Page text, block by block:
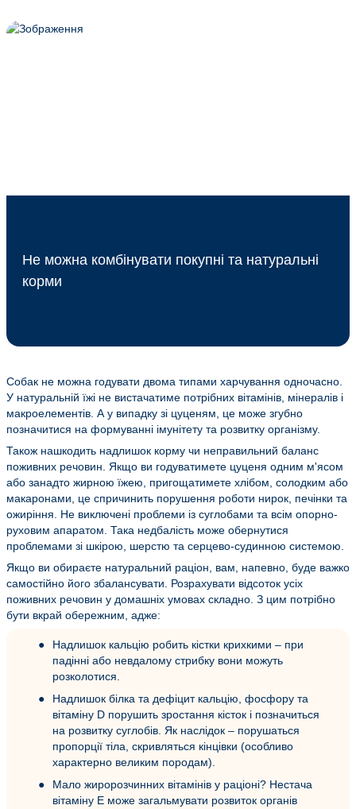
Не можна комбінувати покупні та натуральні
корми
Собак не можна годувати двома типами харчування одночасно.
У натуральній їжі не вистачатиме потрібних вітамінів, мінералів і
макроелементів. А у випадку зі цуценям, це може згубно
позначитися на формуванні імунітету та розвитку організму.
Також нашкодить надлишок корму чи неправильний баланс
поживних речовин. Якщо ви годуватимете цуценя одним м'ясом
або занадто жирною їжею, пригощатимете хлібом, солодким або
макаронами, це спричинить порушення роботи нирок, печінки та
ожиріння. Не виключені проблеми із суглобами та всім опорно-
руховим апаратом. Така недбалість може обернутися
проблемами зі шкірою, шерстю та серцево-судинною системою.
Якщо ви обираєте натуральний раціон, вам, напевно, буде важко
самостійно його збалансувати. Розрахувати відсоток усіх
поживних речовин у домашніх умовах складно. З цим потрібно
бути вкрай обережним, адже:
Надлишок кальцію робить кістки крихкими – при
падінні або невдалому стрибку вони можуть
розколотися.
Надлишок білка та дефіцит кальцію, фосфору та
вітаміну D порушить зростання кісток і позначиться
на розвитку суглобів. Як наслідок – порушаться
пропорції тіла, скривляться кінцівки (особливо
характерно великим породам).
Мало жиророзчинних вітамінів у раціоні? Нестача
вітаміну Е може загальмувати розвиток органів